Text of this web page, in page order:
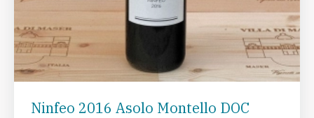
Ninfeo 2016 Asolo Montello DOC